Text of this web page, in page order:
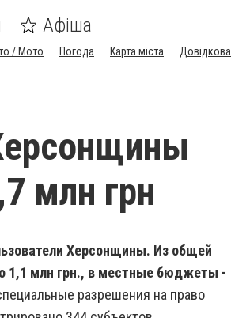
Афіша
/ Мото Погода Карта міста Довідкова
млн грн
Херсонщины. Из общей
1,1 млн грн., в местные бюджеты -
разрешения на право